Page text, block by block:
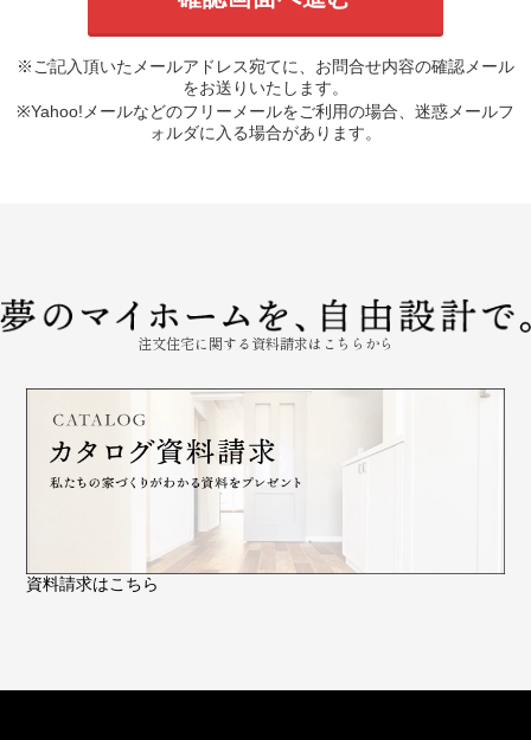
※ご記入頂いたメールアドレス宛てに、お問合せ内容の確認メール
をお送りいたします。
※Yahoo!メールなどのフリーメールをご利用の場合、迷惑メールフ
ォルダに入る場合があります。
注文住宅に関する資料請求はこちらから
資料請求はこちら